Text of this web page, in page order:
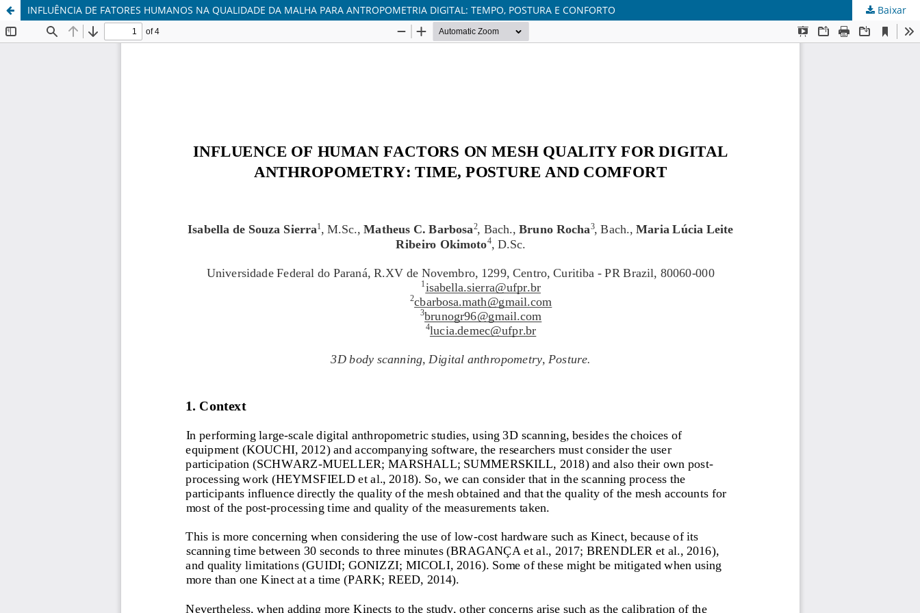
INFLUÊNCIA DE FATORES HUMANOS NA QUALIDADE DA MALHA PARA ANTROPOMETRIA DIGITAL: TEMPO, POSTURA E CONFORTO Baixar